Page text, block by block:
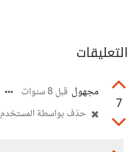
التعليقات
7
مجهول قبل 8 سنوات
حذف بواسطة المستخدم